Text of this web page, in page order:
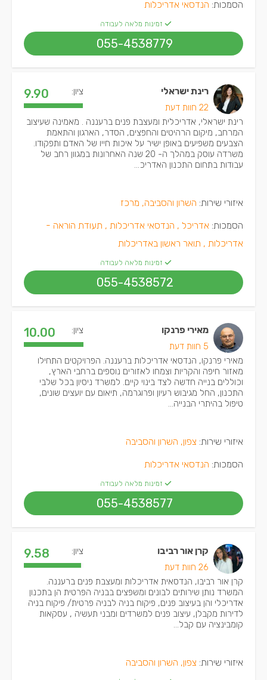
הסמכות: הנדסאי אדריכלות
זמינות מלאה לעבודה
055-4538779
רינת ישראלי
22 חוות דעת
ציון: 9.90
רינת ישראלי, אדריכלית ומעצבת פנים ברעננה . מאמינה שעיצוב
המרחב, מיקום הרהיטים והחפצים, הסדר, הארגון והתאמת
הצבעים משפיעים באופן ישיר על איכות חייו של האדם ותפקודו.
משרדה עוסק במהלך ה- 20 שנה האחרונות במגוון רחב של
עבודות בתחום התכנון האדריכ...
איזורי שירות: השרון והסביבה, מרכז
הסמכות: אדריכל , הנדסאי אדריכלות , תעודת הוראה -
אדריכלות , תואר ראשון באדריכלות
זמינות מלאה לעבודה
055-4538572
מאירי פרנקו
5 חוות דעת
ציון: 10.00
מאירי פרנקו, הנדסאי אדריכלות ברעננה. הפרויקטים התחילו
מאזור חיפה והקריות וצמחו לאזורים נוספים ברחבי הארץ,
וכוללים בנייה חדשה לצד בינוי קיים. למשרד ניסיון בכל שלבי
התכנון, החל מגיבוש רעיון ופרוגרמה, תיאום עם יועצים שונים,
טיפול בהיתרי הבנייה...
איזורי שירות: צפון, השרון והסביבה
הסמכות: הנדסאי אדריכלות
זמינות מלאה לעבודה
055-4538577
קרן אור רביבו
26 חוות דעת
ציון: 9.58
קרן אור רביבו, הנדסאית אדריכלות ומעצבת פנים ברעננה.
המשרד נותן שירותים לבונים ומשפצים בבניה הפרטית הן בתכנון
אדריכלי והן בעיצוב פנים, פיקוח בניה לבניה פרטית/ פיקוח בניה
לדירות מקבלן, עיצוב פנים למשרדים ומבני תעשיה , עסקאות
קומבינציה עם קבל...
איזורי שירות: צפון, השרון והסביבה